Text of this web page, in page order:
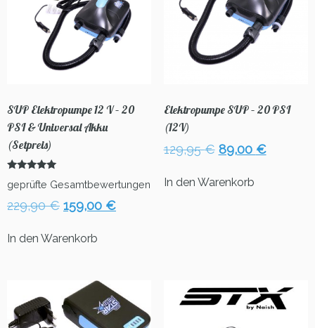
SUP Elektropumpe 12 V – 20
PSI & Universal Akku
(Setpreis)
Bewertet
mit
von 5
geprüfte Gesamtbewertungen
229,90€ Ursprünglicher
war:
159,00 €Aktueller
In den Warenkorb
Elektropumpe SUP – 20 PSI
(12V)
129,95€ Ursprünglicher
war:
89,00 €
In den Warenkorb